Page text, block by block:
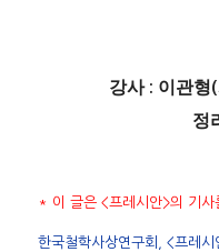
강사 : 이관
정
* 이 글은 <프레시안>의 기사
한국철학사상연구회, <프레시